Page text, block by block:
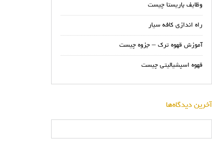
وظایف باریستا چیست
راه اندازی کافه سیار
آموزش قهوه ترک – جزوه چیست
قهوه اسپشیالیتی چیست
آخرین دیدگاه‌ها